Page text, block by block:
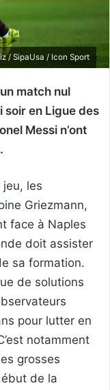
/ SipaUsa / Icon Sport
match nul
soir en Ligue des
Messi n’ont
les
Griezmann,
face à Naples
doit assister
sa formation.
de solutions
pour lutter en
notamment
grosses
de la